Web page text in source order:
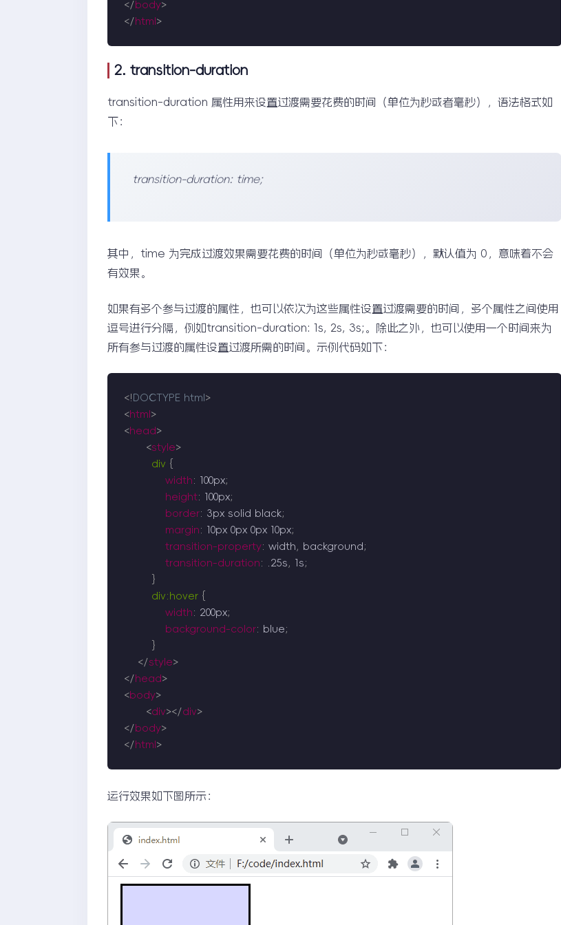
</ body>
</ html >
2. transition-duration
transition-duration 属性用来设置过渡需要花费的时间（单位为秒或者毫秒），语法格式如
下：
transition-duration: time;
其中，time 为完成过渡效果需要花费的时间（单位为秒或毫秒），默认值为 0，意味着不会
有效果。
如果有多个参与过渡的属性，也可以依次为这些属性设置过渡需要的时间，多个属性之间使用
逗号进行分隔，例如transition-duration: 1s, 2s, 3s;。除此之外，也可以使用一个时间来为
所有参与过渡的属性设置过渡所需的时间。示例代码如下：
<! DOCTYPE html >
<html >
<head >
<style>
div {
width : 100px;
height: 100px;
border: 3px solid black;
margin : 10px 0px 0px 10px;
transition-property: width background ;
transition-duration : .25s 1s ;
}
div:hover {
width : 200px;
background-color: blue ;
}
</style>
</ head >
<body>
<div></div>
</ body>
</ html >
运行效果如下图所示：